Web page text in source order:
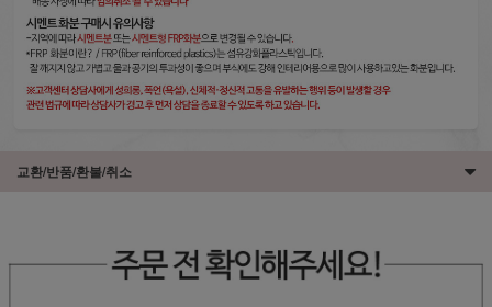
교환/반품/환불/취소